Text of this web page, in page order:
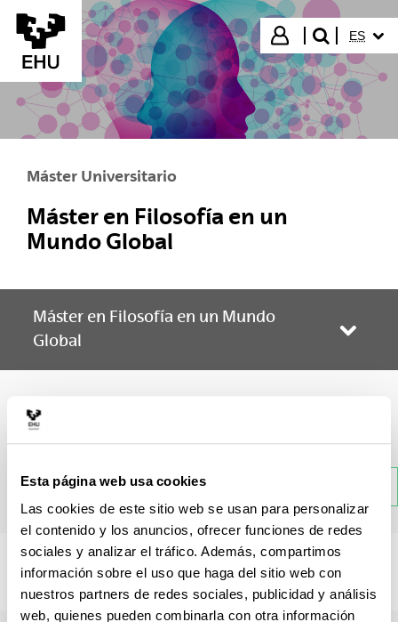
Esta página web usa cookies
Las cookies de este sitio web se usan para personalizar
el contenido y los anuncios, ofrecer funciones de redes
sociales y analizar el tráfico. Además, compartimos
información sobre el uso que haga del sitio web con
nuestros partners de redes sociales, publicidad y análisis
web, quienes pueden combinarla con otra información
Saltar al contenido principal
Iniciar sesión
buscar"
ES
Máster Universitario
Máster en Filosofía en un
Mundo Global
Máster en Filosofía en un Mundo
Global
Materia
No hay información disponible sobre esta sección.